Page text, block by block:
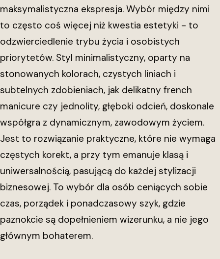
maksymalistyczna ekspresja. Wybór między nimi
to często coś więcej niż kwestia estetyki - to
odzwierciedlenie trybu życia i osobistych
priorytetów. Styl minimalistyczny, oparty na
stonowanych kolorach, czystych liniach i
subtelnych zdobieniach, jak delikatny french
manicure czy jednolity, głęboki odcień, doskonale
współgra z dynamicznym, zawodowym życiem.
Jest to rozwiązanie praktyczne, które nie wymaga
częstych korekt, a przy tym emanuje klasą i
uniwersalnością, pasującą do każdej stylizacji
biznesowej. To wybór dla osób ceniących sobie
czas, porządek i ponadczasowy szyk, gdzie
paznokcie są dopełnieniem wizerunku, a nie jego
głównym bohaterem.